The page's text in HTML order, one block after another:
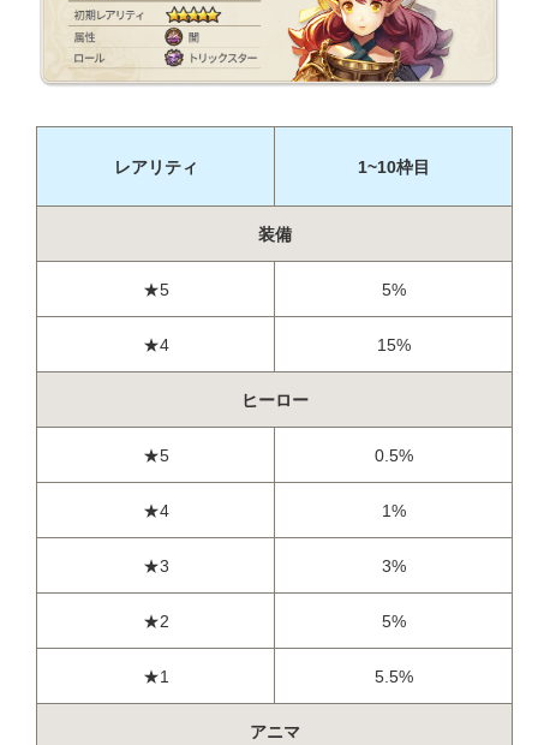
レアリティ 1~10枠目
装備
★5 5%
★4 15%
ヒーロー
★5 0.5%
★4 1%
★3 3%
★2 5%
★1 5.5%
アニマ